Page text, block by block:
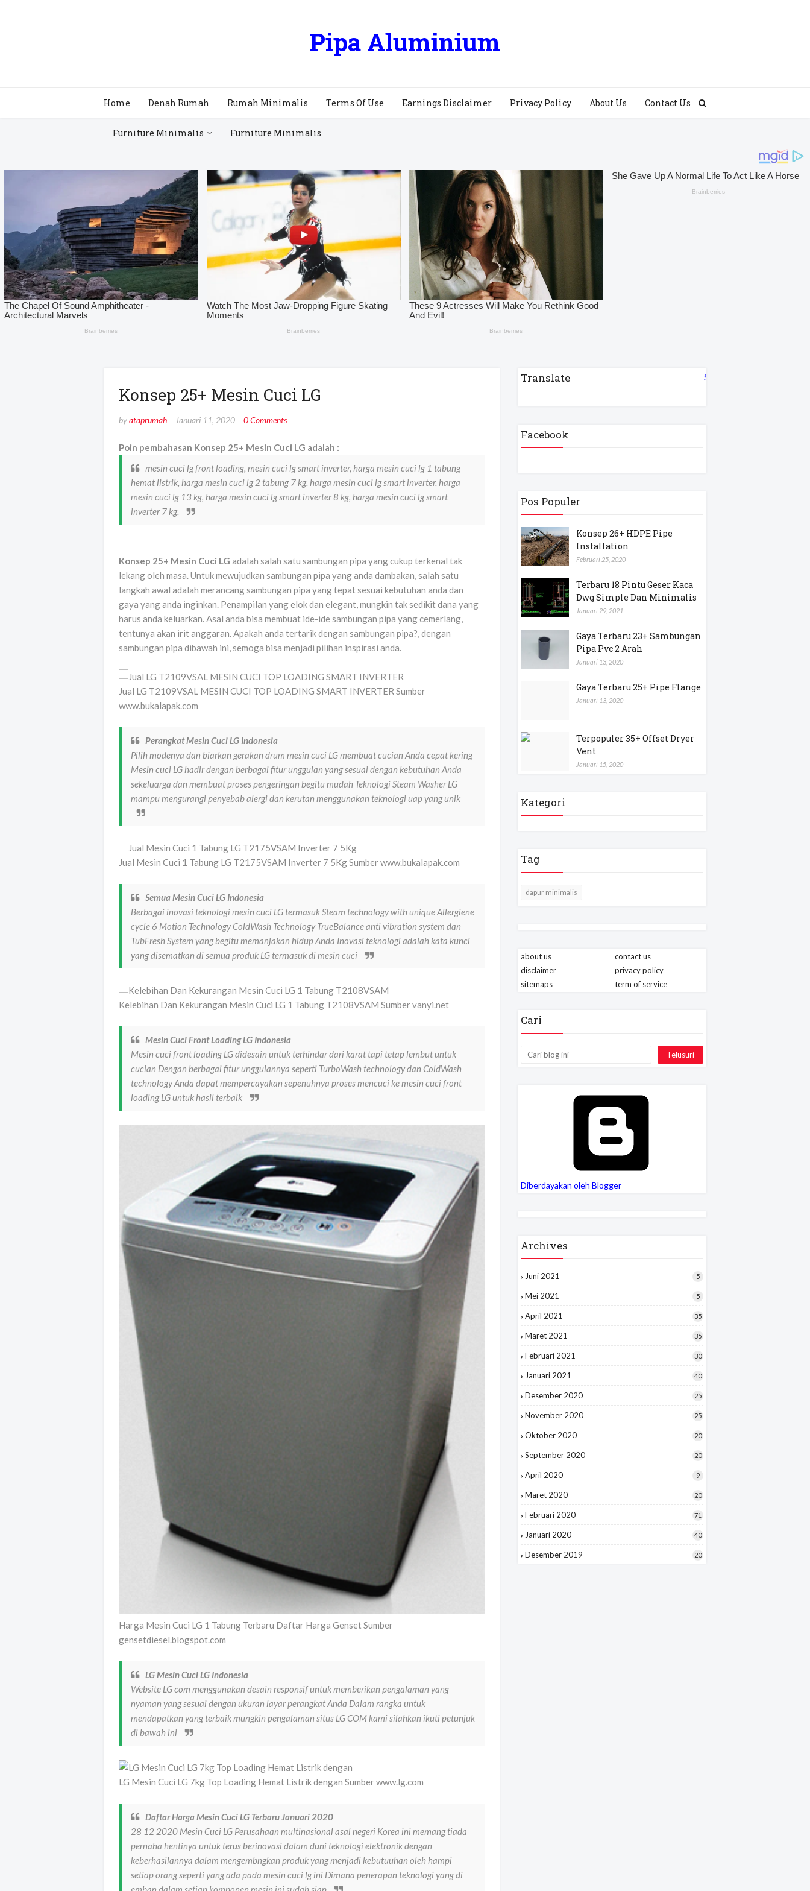
Pipa Aluminium
Home Denah Rumah Rumah Minimalis Terms Of Use Earnings Disclaimer Privacy Policy About Us Contact Us
Furniture Minimalis Furniture Minimalis
Konsep 25+ Mesin Cuci LG
byataprumah Januari 11, 2020 0 Comments
Poin pembahasan Konsep 25+ Mesin Cuci LG adalah :
mesin cuci lg front loading, mesin cuci lg smart inverter, harga mesin cuci lg 1 tabung
hemat listrik, harga mesin cuci lg 2 tabung 7 kg, harga mesin cuci lg smart inverter, harga
mesin cuci lg 13 kg, harga mesin cuci lg smart inverter 8 kg, harga mesin cuci lg smart
inverter 7 kg,
Konsep 25+ Mesin Cuci LG adalah salah satu sambungan pipa yang cukup terkenal tak
lekang oleh masa. Untuk mewujudkan sambungan pipa yang anda dambakan, salah satu
langkah awal adalah merancang sambungan pipa yang tepat sesuai kebutuhan anda dan
gaya yang anda inginkan. Penampilan yang elok dan elegant, mungkin tak sedikit dana yang
harus anda keluarkan. Asal anda bisa membuat ide-ide sambungan pipa yang cemerlang,
tentunya akan irit anggaran. Apakah anda tertarik dengan sambungan pipa?, dengan
sambungan pipa dibawah ini, semoga bisa menjadi pilihan inspirasi anda.
Jual LG T2109VSAL MESIN CUCI TOP LOADING SMART INVERTER Sumber
www.bukalapak.com
Perangkat Mesin Cuci LG Indonesia
Pilih modenya dan biarkan gerakan drum mesin cuci LG membuat cucian Anda cepat kering
Mesin cuci LG hadir dengan berbagai fitur unggulan yang sesuai dengan kebutuhan Anda
sekeluarga dan membuat proses pengeringan begitu mudah Teknologi Steam Washer LG
mampu mengurangi penyebab alergi dan kerutan menggunakan teknologi uap yang unik
Jual Mesin Cuci 1 Tabung LG T2175VSAM Inverter 7 5Kg Sumber www.bukalapak.com
Semua Mesin Cuci LG Indonesia
Berbagai inovasi teknologi mesin cuci LG termasuk Steam technology with unique Allergiene
cycle 6 Motion Technology ColdWash Technology TrueBalance anti vibration system dan
TubFresh System yang begitu memanjakan hidup Anda Inovasi teknologi adalah kata kunci
yang disematkan di semua produk LG termasuk di mesin cuci
Kelebihan Dan Kekurangan Mesin Cuci LG 1 Tabung T2108VSAM Sumber vanyi.net
Mesin Cuci Front Loading LG Indonesia
Mesin cuci front loading LG didesain untuk terhindar dari karat tapi tetap lembut untuk
cucian Dengan berbagai fitur unggulannya seperti TurboWash technology dan ColdWash
technology Anda dapat mempercayakan sepenuhnya proses mencuci ke mesin cuci front
loading LG untuk hasil terbaik
Harga Mesin Cuci LG 1 Tabung Terbaru Daftar Harga Genset Sumber
gensetdiesel.blogspot.com
LG Mesin Cuci LG Indonesia
Website LG com menggunakan desain responsif untuk memberikan pengalaman yang
nyaman yang sesuai dengan ukuran layar perangkat Anda Dalam rangka untuk
mendapatkan yang terbaik mungkin pengalaman situs LG COM kami silahkan ikuti petunjuk
di bawah ini
LG Mesin Cuci LG 7kg Top Loading Hemat Listrik dengan Sumber www.lg.com
Daftar Harga Mesin Cuci LG Terbaru Januari 2020
28 12 2020 Mesin Cuci LG Perusahaan multinasional asal negeri Korea ini memang tiada
pernaha hentinya untuk terus berinovasi dalam duni teknologi elektronik dengan
keberhasilannya dalam mengembngkan produk yang menjadi kebutuuhan oleh hampi
setiap orang seperti yang ada pada mesin cuci lg ini Dimana penerapan teknologi yang di
Translate Select Language
Facebook
Pos Populer
Konsep 26+ HDPE Pipe
Installation
Februari 25, 2020
Terbaru 18 Pintu Geser Kaca
Dwg Simple Dan Minimalis
Januari 29, 2021
Gaya Terbaru 23+ Sambungan
Pipa Pvc 2 Arah
Januari 13, 2020
Gaya Terbaru 25+ Pipe Flange
Januari 13, 2020
Terpopuler 35+ Offset Dryer
Vent
Januari 15, 2020
Kategori
Tag
dapur minimalis
about us
contact us
disclaimer
privacy policy
sitemaps
term of service
Cari
Diberdayakan oleh Blogger
Archives
Juni 2021 5
Mei 2021 5
April 2021 35
Maret 2021 35
Februari 2021 30
Januari 2021 40
Desember 2020 25
November 2020 25
Oktober 2020 20
September 2020 20
April 2020 9
Maret 2020 20
Februari 2020 71
Januari 2020 40
Desember 2019 20